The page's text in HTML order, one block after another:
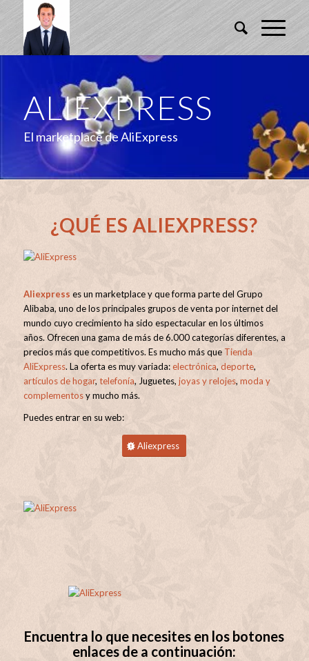
ALIEXPRESS
El marketplace de AliExpress
¿QUÉ ES ALIEXPRESS?
Aliexpress es un marketplace y que forma parte del Grupo
Alibaba, uno de los principales grupos de venta por internet del
mundo cuyo crecimiento ha sido espectacular en los últimos
años. Ofrecen una gama de más de 6.000 categorías diferentes, a
precios más que competitivos. Es mucho más que Tienda
AliExpress. La oferta es muy variada:electrónica, deporte,
artículos de hogar, telefonía, Juguetes, joyas y relojes, moda y
complementosy mucho más.
Puedes entrar en su web:
Aliexpress
Encuentra lo que necesites en los botones
enlaces de a continuación: